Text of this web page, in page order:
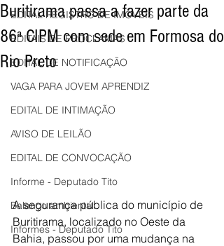
EDITAL REGISTRO DE IMÓVEIS
EDITAIS DE PROCLAMAS
EDITAL DE NOTIFICAÇÃO
VAGA PARA JOVEM APRENDIZ
EDITAL DE INTIMAÇÃO
AVISO DE LEILÃO
EDITAL DE CONVOCAÇÃO
Informe - Deputado Tito
Balanço ambiental
Informes - Deputado Tito
Buritirama passa a fazer parte da
86ª CIPM com sede em Formosa do
Rio Preto
A segurança pública do município de
Buritirama, localizado no Oeste da
Bahia, passou por uma mudança na